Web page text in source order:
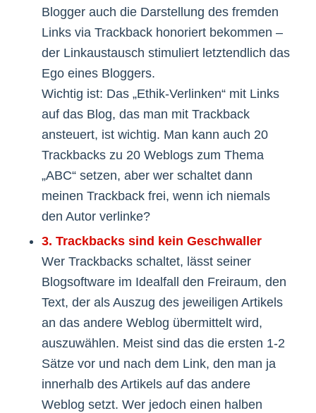
Blogger auch die Darstellung des fremden
Links via Trackback honoriert bekommen –
der Linkaustausch stimuliert letztendlich das
Ego eines Bloggers.
Wichtig ist: Das „Ethik-Verlinken“ mit Links
auf das Blog, das man mit Trackback
ansteuert, ist wichtig. Man kann auch 20
Trackbacks zu 20 Weblogs zum Thema
„ABC“ setzen, aber wer schaltet dann
meinen Trackback frei, wenn ich niemals
den Autor verlinke?
3. Trackbacks sind kein Geschwaller
Wer Trackbacks schaltet, lässt seiner
Blogsoftware im Idealfall den Freiraum, den
Text, der als Auszug des jeweiligen Artikels
an das andere Weblog übermittelt wird,
auszuwählen. Meist sind das die ersten 1-2
Sätze vor und nach dem Link, den man ja
innerhalb des Artikels auf das andere
Weblog setzt. Wer jedoch einen halben